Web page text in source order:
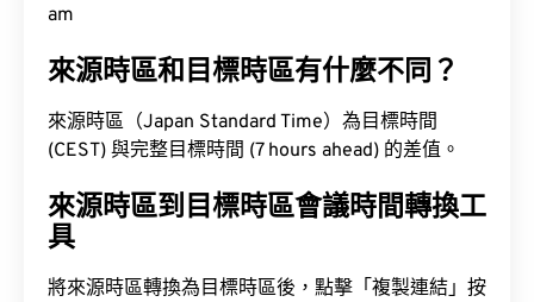
am
來源時區和目標時區有什麼不同？
來源時區（Japan Standard Time）為目標時間
(CEST) 與完整目標時間 (7 hours ahead) 的差值。
來源時區到目標時區會議時間轉換工
具
將來源時區轉換為目標時區後，點擊「複製連結」按